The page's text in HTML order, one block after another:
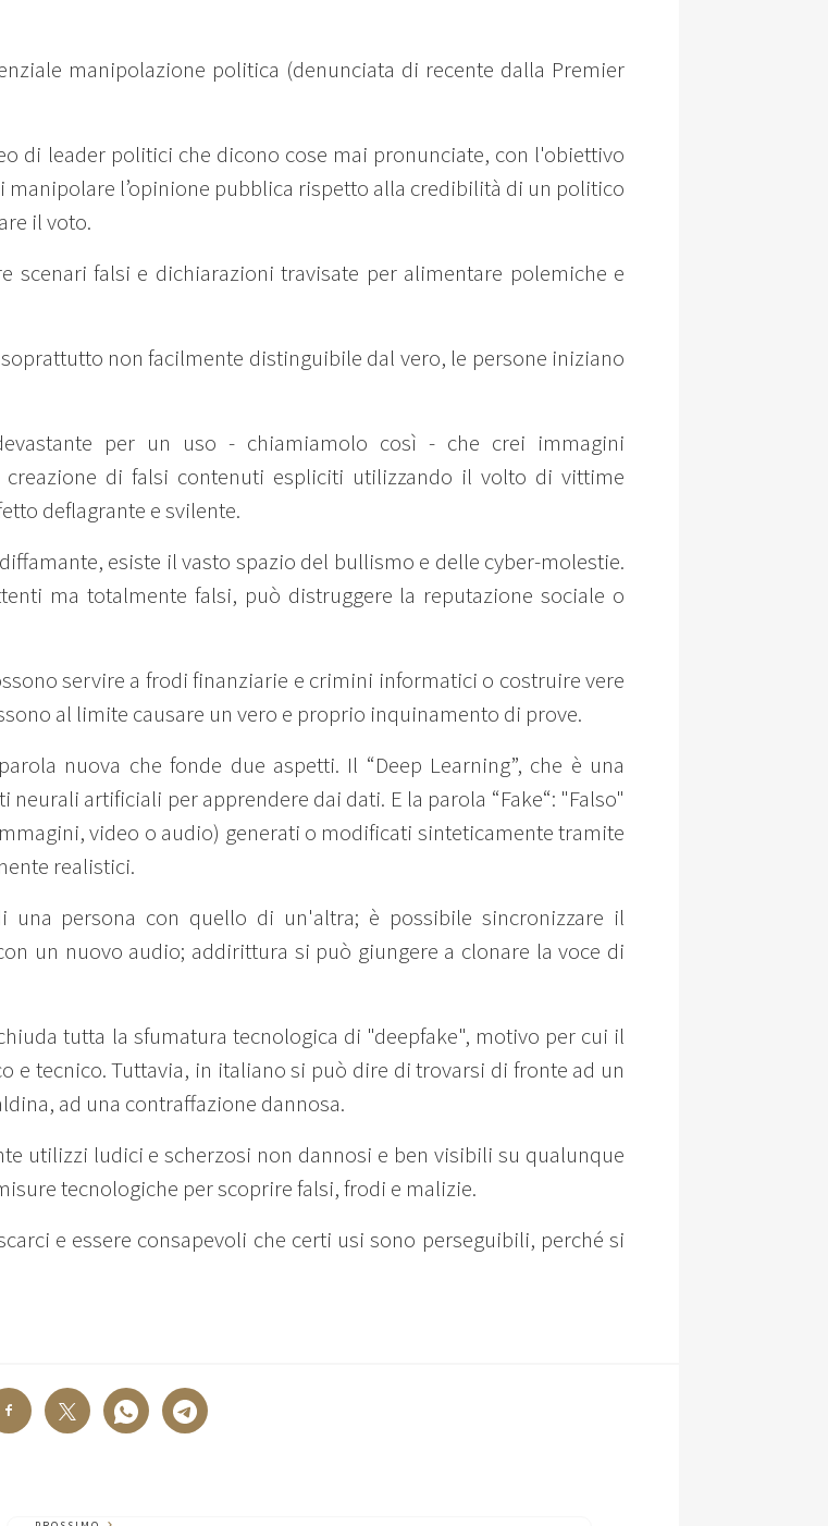
manipolazione politica (denunciata di recente dalla Premier
di leader politici che dicono cose mai pronunciate, con l'obiettivo
l’opinione pubblica rispetto alla credibilità di un politico
il voto.
scenari falsi e dichiarazioni travisate per alimentare polemiche e
non facilmente distinguibile dal vero, le persone iniziano
per un uso - chiamiamolo così - che crei immagini
creazione di falsi contenuti espliciti utilizzando il volto di vittime
deflagrante e svilente.
esiste il vasto spazio del bullismo e delle cyber-molestie.
ma totalmente falsi, può distruggere la reputazione sociale o
servire a frodi finanziarie e crimini informatici o costruire vere
al limite causare un vero e proprio inquinamento di prove.
nuova che fonde due aspetti. Il “Deep Learning”, che è una
artificiali per apprendere dai dati. E la parola “Fake“: "Falso"
video o audio) generati o modificati sinteticamente tramite
realistici.
persona con quello di un'altra; è possibile sincronizzare il
un nuovo audio; addirittura si può giungere a clonare la voce di
tutta la sfumatura tecnologica di "deepfake", motivo per cui il
e tecnico. Tuttavia, in italiano si può dire di trovarsi di fronte ad un
ad una contraffazione dannosa.
utilizzi ludici e scherzosi non dannosi e ben visibili su qualunque
tecnologiche per scoprire falsi, frodi e malizie.
e essere consapevoli che certi usi sono perseguibili, perché si